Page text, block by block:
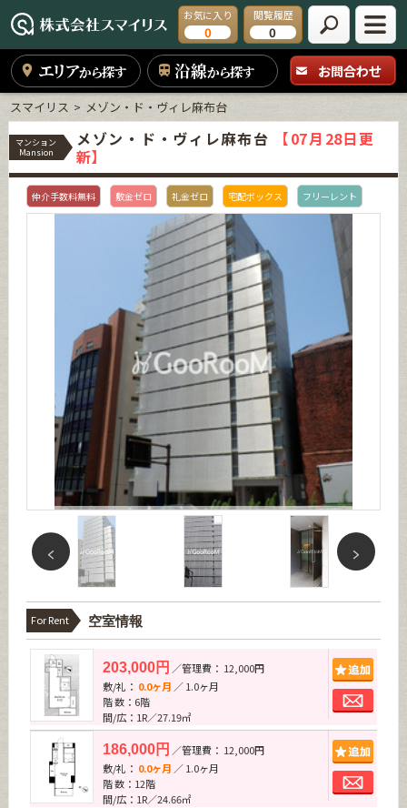
お気に入り
0
閲覧履歴
0
エリアから探す 沿線から探す お問合わせ
スマイリス メゾン・ド・ヴィレ麻布台
マンション
Mansion
メゾン・ド・ヴィレ麻布台
【07月28日更
新】
仲介手数料無料 敷金ゼロ 礼金ゼロ 宅配ボックス フリーレント
For Rent 空室情報
203,000円 ／管理費： 12,000円
敷/礼： 0.0ヶ月 ／ 1.0ヶ月
階 数：6階
間/広：1R／27.19㎡
186,000円 ／管理費： 12,000円
敷/礼： 0.0ヶ月 ／ 1.0ヶ月
階 数：12階
間/広：1R／24.66㎡